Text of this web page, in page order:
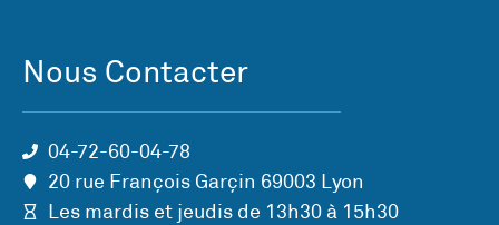
Nous Contacter
04-72-60-04-78
20 rue François Garçin 69003 Lyon
Les mardis et jeudis de 13h30 à 15h30